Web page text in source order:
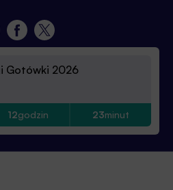
Gotówki 2026
12godzin 23minut